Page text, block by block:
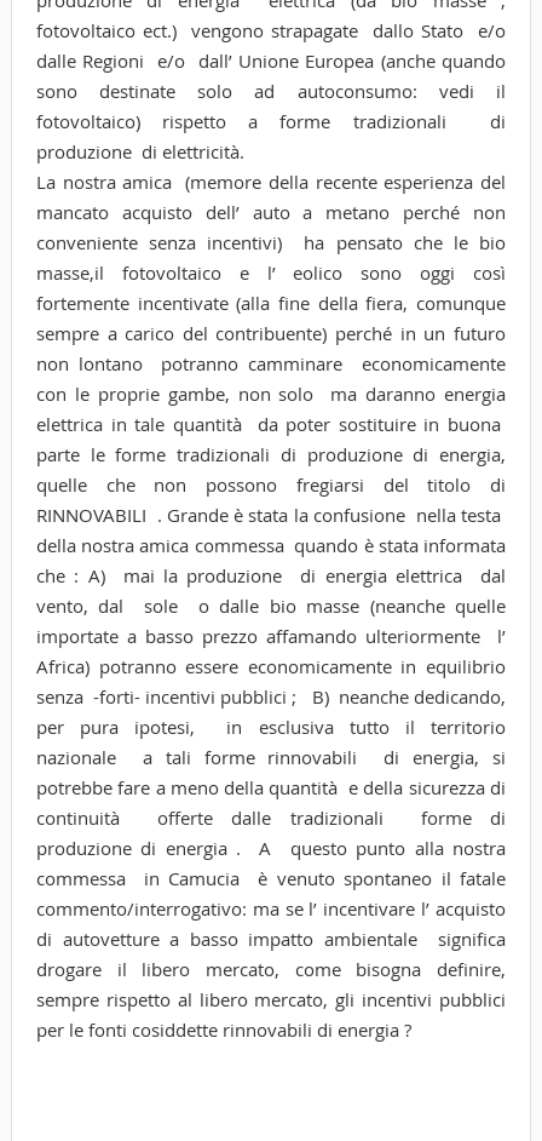
fotovoltaico ect.) vengono strapagate dallo Stato e/o
dalle Regioni e/o dall’ Unione Europea (anche quando
sono destinate solo ad autoconsumo: vedi il
fotovoltaico) rispetto a forme tradizionali di
produzione di elettricità.
La nostra amica (memore della recente esperienza del
mancato acquisto dell’ auto a metano perché non
conveniente senza incentivi) ha pensato che le bio
masse,il fotovoltaico e l’ eolico sono oggi così
fortemente incentivate (alla fine della fiera, comunque
sempre a carico del contribuente) perché in un futuro
non lontano potranno camminare economicamente
con le proprie gambe, non solo ma daranno energia
elettrica in tale quantità da poter sostituire in buona
parte le forme tradizionali di produzione di energia,
quelle che non possono fregiarsi del titolo di
RINNOVABILI . Grande è stata la confusione nella testa
della nostra amica commessa quando è stata informata
che : A) mai la produzione di energia elettrica dal
vento, dal sole o dalle bio masse (neanche quelle
importate a basso prezzo affamando ulteriormente l’
Africa) potranno essere economicamente in equilibrio
senza -forti- incentivi pubblici ; B) neanche dedicando,
per pura ipotesi, in esclusiva tutto il territorio
nazionale a tali forme rinnovabili di energia, si
potrebbe fare a meno della quantità e della sicurezza di
continuità offerte dalle tradizionali forme di
produzione di energia . A questo punto alla nostra
commessa in Camucia è venuto spontaneo il fatale
commento/interrogativo: ma se l’ incentivare l’ acquisto
di autovetture a basso impatto ambientale significa
drogare il libero mercato, come bisogna definire,
sempre rispetto al libero mercato, gli incentivi pubblici
per le fonti cosiddette rinnovabili di energia ?